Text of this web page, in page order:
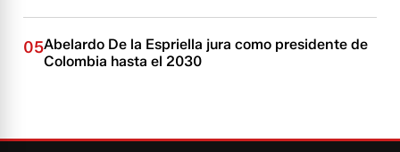
05Abelardo De la Espriella jura como presidente de
Colombia hasta el 2030